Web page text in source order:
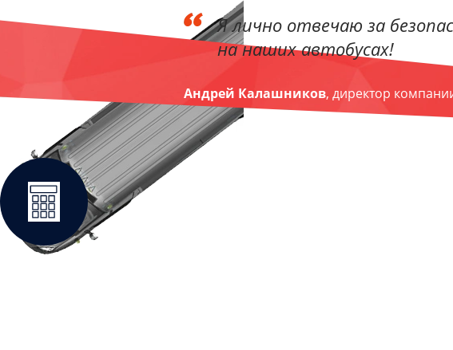
Я лично отвечаю за
на наших автобусах!
Андрей Калашников, директор